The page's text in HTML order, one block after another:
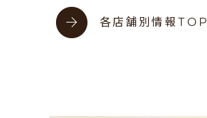
各店舗別情報TOP